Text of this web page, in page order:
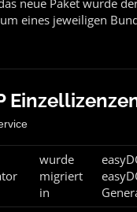
neue Paket wurde
eines jeweiligen
wurde
migriert
in